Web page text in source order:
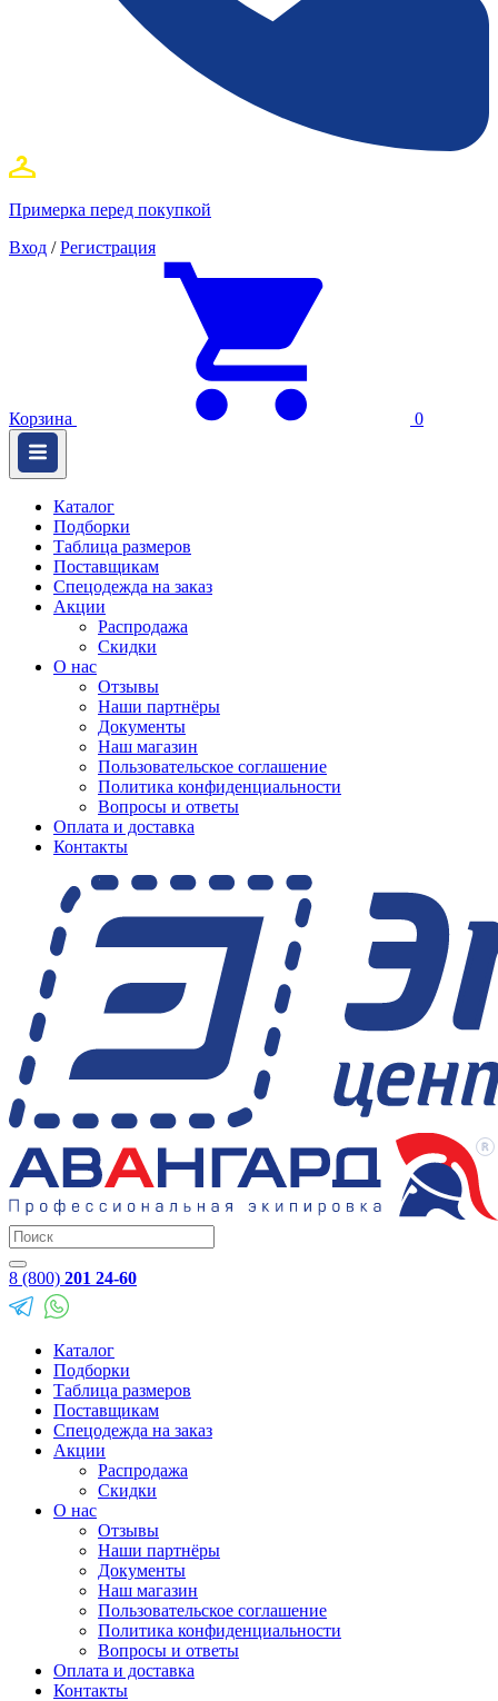
Примерка перед покупкой
Вход / Регистрация
Корзина 0
Каталог
Подборки
Таблица размеров
Поставщикам
Спецодежда на заказ
Акции
Распродажа
Скидки
О нас
Отзывы
Наши партнёры
Документы
Наш магазин
Пользовательское соглашение
Политика конфиденциальности
Вопросы и ответы
Оплата и доставка
Контакты
8 (800) 201 24-60
Каталог
Подборки
Таблица размеров
Поставщикам
Спецодежда на заказ
Акции
Распродажа
Скидки
О нас
Отзывы
Наши партнёры
Документы
Наш магазин
Пользовательское соглашение
Политика конфиденциальности
Вопросы и ответы
Оплата и доставка
Контакты